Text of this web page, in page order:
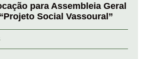
para Assembleia Geral
Social Vassoural”